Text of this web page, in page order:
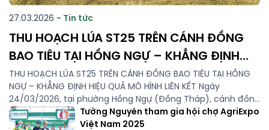
27.03.2026 - Tin tức
THU HOẠCH LÚA ST25 TRÊN CÁNH ĐỒNG
BAO TIÊU TẠI HỒNG NGỰ – KHẲNG ĐỊNH
HIỆU QUẢ MÔ HÌNH LIÊN KẾT
THU HOẠCH LÚA ST25 TRÊN CÁNH ĐỒNG BAO TIÊU TẠI HỒNG
NGỰ – KHẲNG ĐỊNH HIỆU QUẢ MÔ HÌNH LIÊN KẾT Ngày
24/03/2026, tại phường Hồng Ngự (Đồng Tháp), cánh đồng
lúa ST25 thuộc mô hình liên kết sản xuất – bao tiêu giữa
các đơn vị đã chính thức bước vào thu hoạch trong […]
Tường Nguyên tham gia hội chợ AgriExpo
Việt Nam 2025